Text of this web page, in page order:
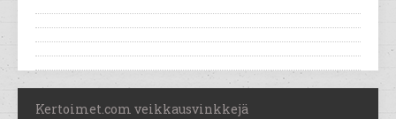
Kertoimet.com veikkausvinkkejä